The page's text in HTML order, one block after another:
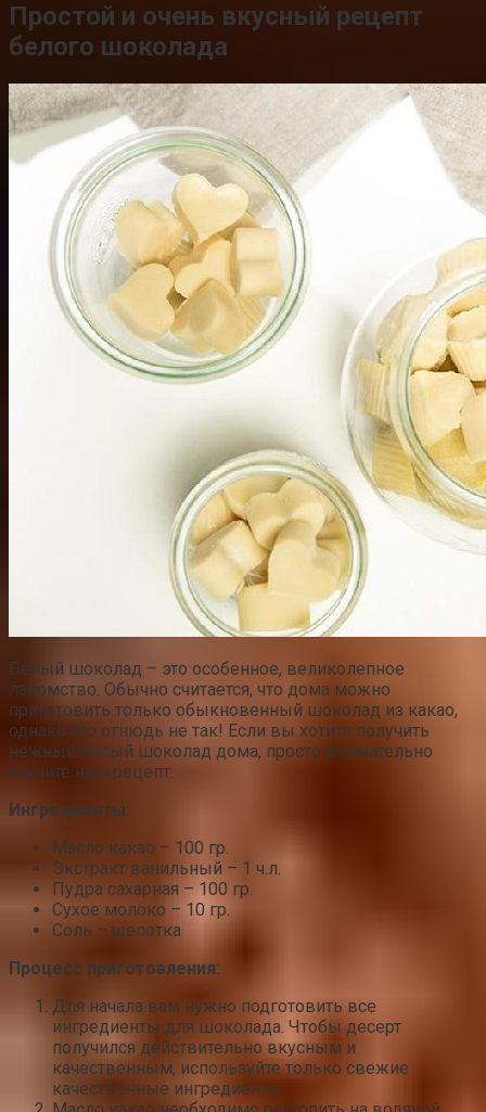
Простой и очень вкусный рецепт
белого шоколада
Белый шоколад – это особенное, великолепное
лакомство. Обычно считается, что дома можно
приготовить только обыкновенный шоколад из какао,
однако это отнюдь не так! Если вы хотите получить
нежный белый шоколад дома, просто внимательно
изучите наш рецепт.
Ингредиенты:
Масло какао – 100 гр.
Экстракт ванильный – 1 ч.л.
Пудра сахарная – 100 гр.
Сухое молоко – 10 гр.
Соль – щепотка
Процесс приготовления:
Для начала вам нужно подготовить все
ингредиенты для шоколада. Чтобы десерт
получился действительно вкусным и
качественным, используйте только свежие
качественные ингредиенты.